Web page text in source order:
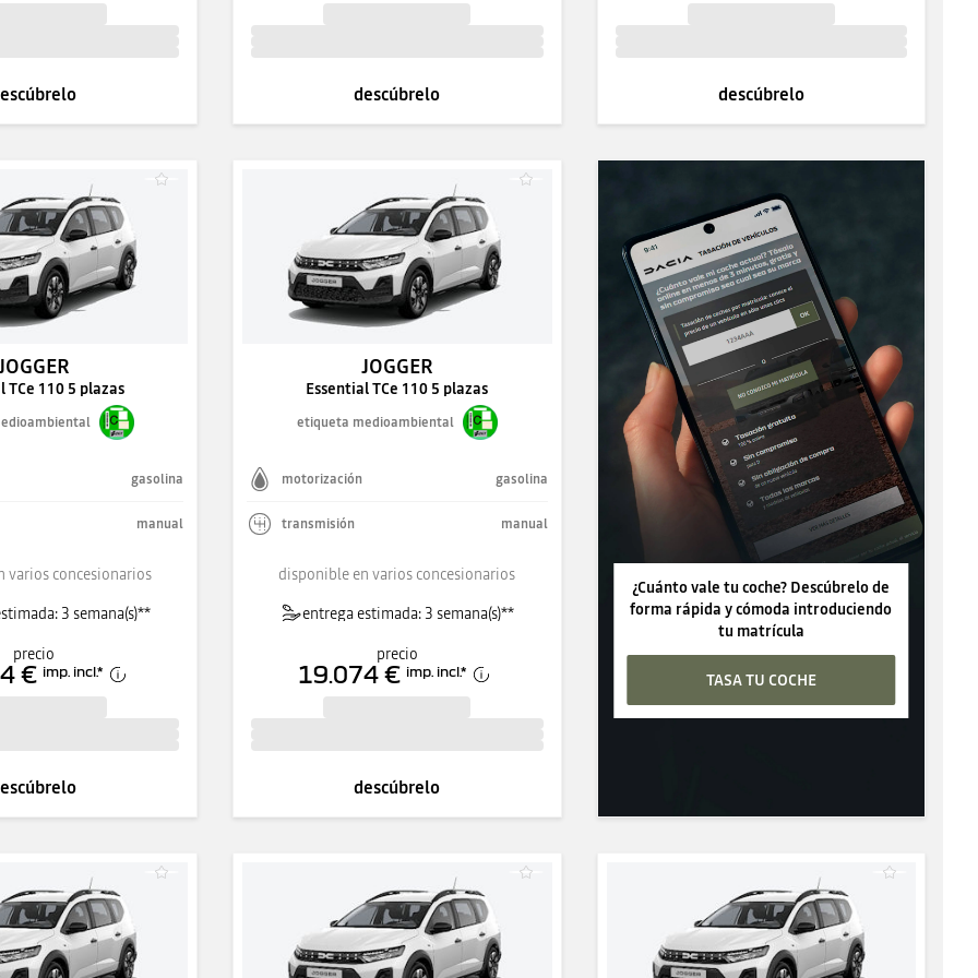
descúbrelo descúbrelo
TCe 110 5 plazas
gasolina
manual
varios concesionarios
3 semana(s)**
precio
€ imp. incl.*
JOGGER
Essential TCe 110 5 plazas
etiqueta medioambiental
motorización gasolina
transmisión manual
disponible en varios concesionarios
entrega estimada: 3 semana(s)**
precio
19.074 € imp. incl.*
descúbrelo
¿Cuánto vale tu coche? Descúbrelo de
forma rápida y cómoda introduciendo
tu matrícula
TASA TU COCHE